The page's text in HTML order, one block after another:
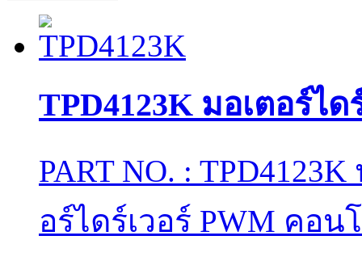
TPD4123K มอเตอร์ไ
PART NO. :
อร์ไดร์เวอร์ PWM คอ